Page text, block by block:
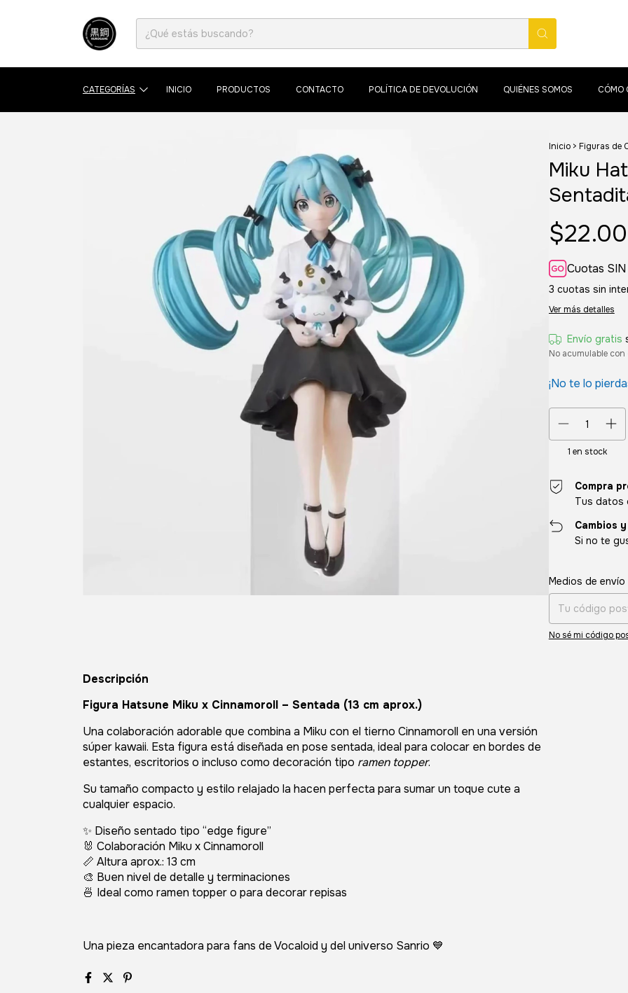
CATEGORÍAS INICIO PRODUCTOS CONTACTO POLÍTICA DE DEVOLUCIÓN QUIÉNES SOMOS CÓMO
Inicio > Figuras de
Miku
Cuotas
3 cuotas sin
Ver más detalles
Envío gratis
No acumulable
¡No te lo
1 en stock
Compra
Tus datos
Cambios
Si no te
Entregas para el
Medios de envío
No sé mi código
Descripción
Figura Hatsune Miku x Cinnamoroll – Sentada (13 cm aprox.)
Una colaboración adorable que combina a Miku con el tierno Cinnamoroll en una versión
súper kawaii. Esta figura está diseñada en pose sentada, ideal para colocar en bordes de
estantes, escritorios o incluso como decoración tipo ramen topper.
Su tamaño compacto y estilo relajado la hacen perfecta para sumar un toque cute a
cualquier espacio.
✨ Diseño sentado tipo “edge figure”
🐰 Colaboración Miku x Cinnamoroll
📏 Altura aprox.: 13 cm
🎨 Buen nivel de detalle y terminaciones
🍜 Ideal como ramen topper o para decorar repisas
Una pieza encantadora para fans de Vocaloid y del universo Sanrio 💙